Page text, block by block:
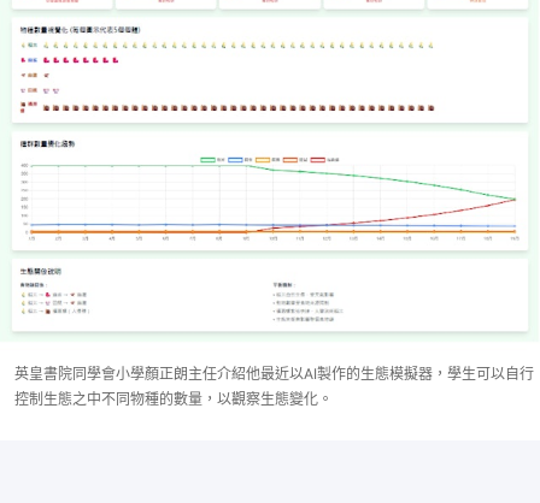
英皇書院同學會小學顏正朗主任介紹他最近以AI製作的生態模擬器，學生可以自行
控制生態之中不同物種的數量，以觀察生態變化。